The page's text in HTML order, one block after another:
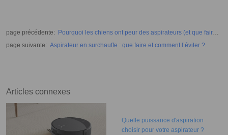
page précédente:
Pourquoi les chiens ont peur des aspirateurs (et que faire
pour les aider) ?
page suivante: Aspirateur en surchauffe : que faire et comment l’éviter ?
Articles connexes
Quelle puissance d'aspiration
choisir pour votre aspirateur ?